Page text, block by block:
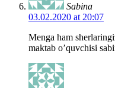
Sabina
03.02.2020 at 20:07
Menga ham
maktab o’quvchisi